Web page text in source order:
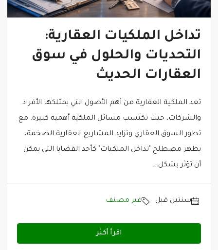
تداخل الملكيات العقارية:
التحديات والحلول في سوق
العقارات الحديث
تعد الملكية العقارية من أهم الأصول التي يمتلكها الأفراد
والشركات، حيث تكتسب مسائل الملكية أهمية كبيرة. مع
تطور السوق العقاري وتزايد المشاريع العقارية الضخمة،
يظهر مصطلح "تداخل الملكيات" كأحد القضايا التي يمكن
أن تؤثر بشكل...
‏سنتين قبل غير مصنف
اقرأ أكثر